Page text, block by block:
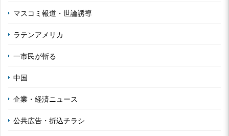
マスコミ報道・世論誘導
ラテンアメリカ
一市民が斬る
中国
企業・経済ニュース
公共広告・折込チラシ